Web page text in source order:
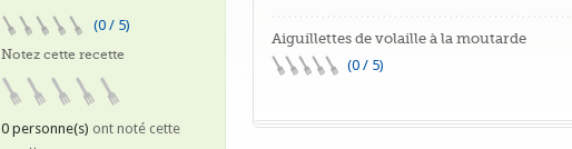
(0 / 5)
Notez cette recette
0 personne(s) ont noté cette
Aiguillettes de volaille à la moutarde
(0 / 5)